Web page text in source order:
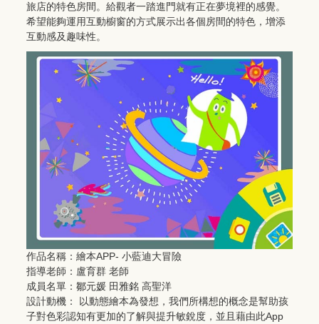
旅店的特色房間。給觀者一踏進門就有正在夢境裡的感覺。
希望能夠運用互動櫥窗的方式展示出各個房間的特色，增添
互動感及趣味性。
作品名稱：繪本APP- 小藍迪大冒險
指導老師：盧育群 老師
成員名單：鄒元媛 田雅銘 高聖洋
設計動機： 以動態繪本為發想，我們所構想的概念是幫助孩
子對色彩認知有更加的了解與提升敏銳度，並且藉由此App